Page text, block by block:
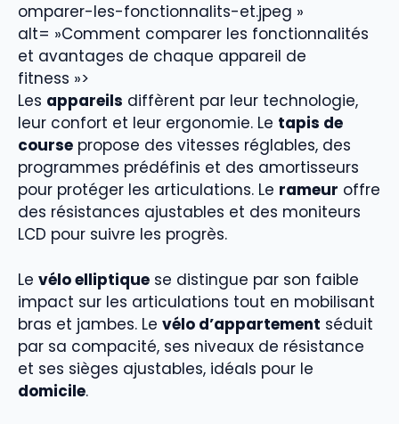
omparer-les-fonctionnalits-et.jpeg »
alt= »Comment comparer les fonctionnalités
et avantages de chaque appareil de
fitness »>
Les appareils diffèrent par leur technologie,
leur confort et leur ergonomie. Le tapis de
course propose des vitesses réglables, des
programmes prédéfinis et des amortisseurs
pour protéger les articulations. Le rameur offre
des résistances ajustables et des moniteurs
LCD pour suivre les progrès.
Le vélo elliptique se distingue par son faible
impact sur les articulations tout en mobilisant
bras et jambes. Le vélo d’appartement séduit
par sa compacité, ses niveaux de résistance
et ses sièges ajustables, idéals pour le
domicile.